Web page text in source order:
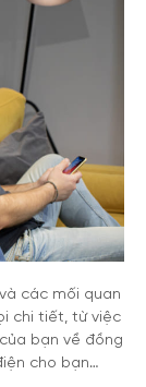
các mối quan
chi tiết, từ việc
bạn về đồng
cho bạn…